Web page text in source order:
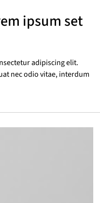
ipsum set
adipiscing elit.